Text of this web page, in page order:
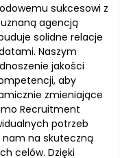
sukcesowi z
agencją
solidne relacje
Naszym
jakości
aby
zmieniające
Recruitment
potrzeb
na skuteczną
celów. Dzięki